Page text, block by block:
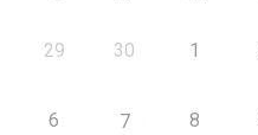
29 30 1
6 7 8